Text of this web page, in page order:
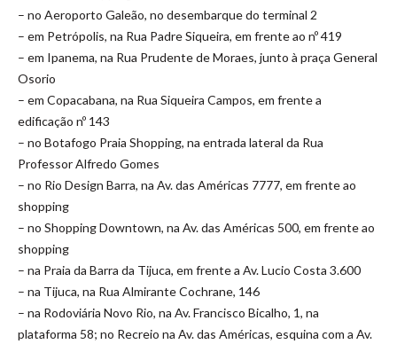
– no Aeroporto Galeão, no desembarque do terminal 2
– em Petrópolis, na Rua Padre Siqueira, em frente ao nº 419
– em Ipanema, na Rua Prudente de Moraes, junto à praça General
Osorio
– em Copacabana, na Rua Siqueira Campos, em frente a
edificação nº 143
– no Botafogo Praia Shopping, na entrada lateral da Rua
Professor Alfredo Gomes
– no Rio Design Barra, na Av. das Américas 7777, em frente ao
shopping
– no Shopping Downtown, na Av. das Américas 500, em frente ao
shopping
– na Praia da Barra da Tijuca, em frente a Av. Lucio Costa 3.600
– na Tijuca, na Rua Almirante Cochrane, 146
– na Rodoviária Novo Rio, na Av. Francisco Bicalho, 1, na
plataforma 58; no Recreio na Av. das Américas, esquina com a Av.